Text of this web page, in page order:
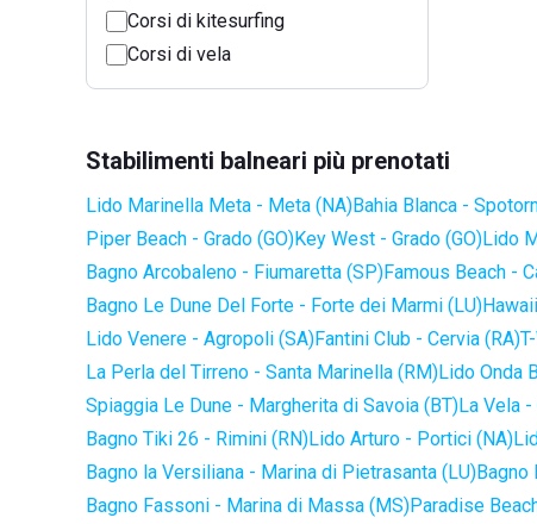
Corsi di kitesurfing
Corsi di vela
Stabilimenti balneari più prenotati
Lido Marinella Meta - Meta (NA)Bahia Blanca -
Piper Beach - Grado (GO)Key West - Grado (GO)Lido
Bagno Arcobaleno - Fiumaretta (SP)Famous Beach -
Bagno Le Dune Del Forte - Forte dei Marmi (LU)
Lido Venere - Agropoli (SA)Fantini Club - Cervia (RA)
La Perla del Tirreno - Santa Marinella (RM)Lido Onda
Spiaggia Le Dune - Margherita di Savoia (BT)La Vela
Bagno Tiki 26 - Rimini (RN)Lido Arturo - Portici (NA)
Bagno la Versiliana - Marina di Pietrasanta (LU)Bagno
Bagno Fassoni - Marina di Massa (MS)Paradise